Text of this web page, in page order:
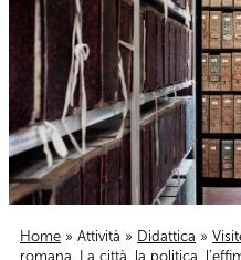
Home » Attività » Didattica »
romana. La città, la politica,